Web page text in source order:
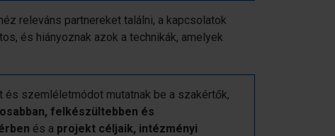
releváns partnereket találni, a kapcsolatok
és hiányoznak azok a technikák, amelyek
és szemléletmódot mutatnak be a szakértők,
felkészültebben és
és a projekt céljaik, intézményi